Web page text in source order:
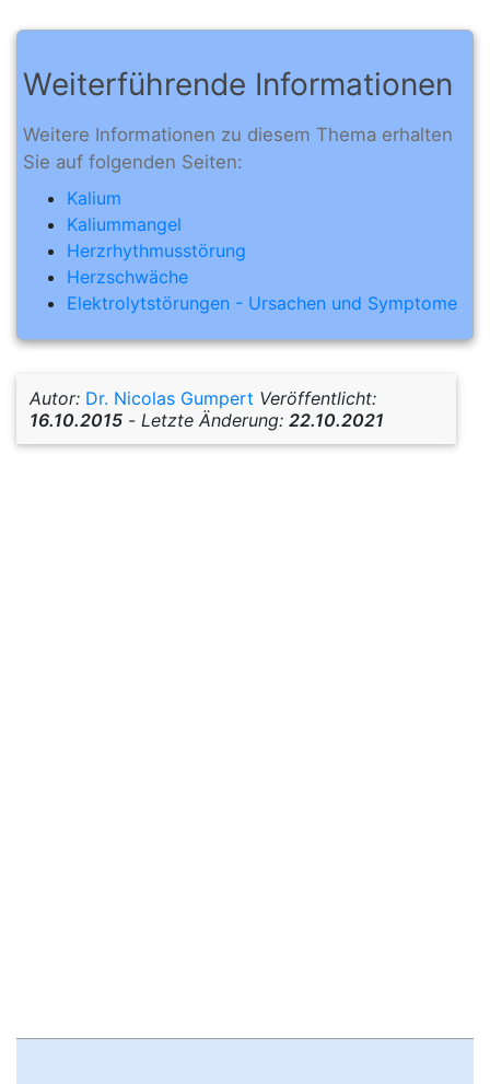
Weiterführende Informationen
Weitere Informationen zu diesem Thema erhalten
Sie auf folgenden Seiten:
Kalium
Kaliummangel
Herzrhythmusstörung
Herzschwäche
Elektrolytstörungen - Ursachen und Symptome
Autor: Dr. Nicolas Gumpert Veröffentlicht:
16.10.2015 - Letzte Änderung: 22.10.2021